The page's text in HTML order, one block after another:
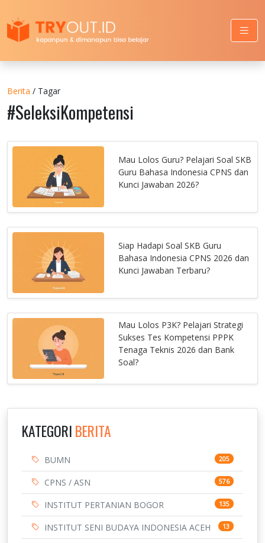
Berita / Tagar
#SeleksiKompetensi
Mau Lolos Guru? Pelajari Soal SKB
Guru Bahasa Indonesia CPNS dan
Kunci Jawaban 2026?
Siap Hadapi Soal SKB Guru
Bahasa Indonesia CPNS 2026 dan
Kunci Jawaban Terbaru?
Mau Lolos P3K? Pelajari Strategi
Sukses Tes Kompetensi PPPK
Tenaga Teknis 2026 dan Bank
Soal?
KATEGORI BERITA
BUMN 205
CPNS / ASN 576
INSTITUT PERTANIAN BOGOR 135
INSTITUT SENI BUDAYA INDONESIA ACEH 13